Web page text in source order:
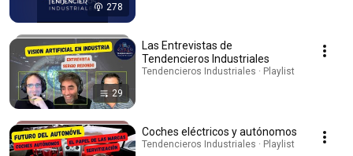
278
29
Las Entrevistas de
Tendencieros Industriales
Tendencieros Industriales · Playlist
Coches eléctricos y autónomos
Tendencieros Industriales · Playlist